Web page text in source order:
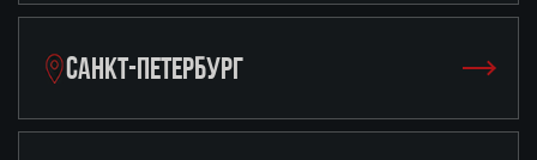
САНКТ-ПЕТЕРБУРГ